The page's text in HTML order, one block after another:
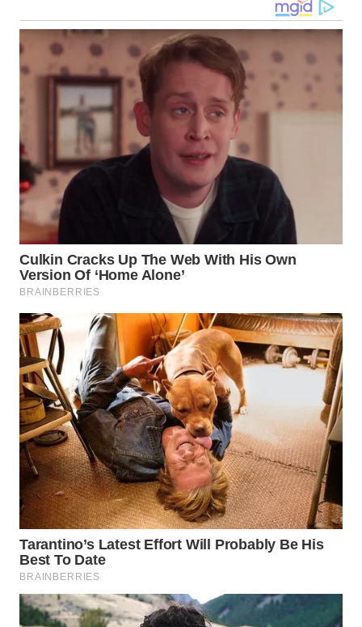
GORONTALO
WN
SULUT
WN
MALUKU
WN
MALUT
WN
DAIRI
WN
DANAU
TOBA
WN
NIAS
WN
LANGKAT
WN
TAPANULI
SELATAN
WN
TANJUNG
LESUNG